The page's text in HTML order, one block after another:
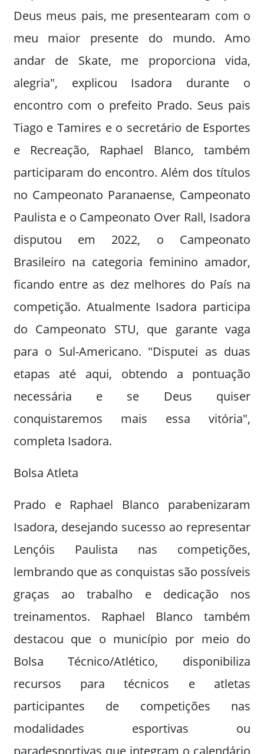
Deus meus pais, me presentearam com o
meu maior presente do mundo. Amo
andar de Skate, me proporciona vida,
alegria", explicou Isadora durante o
encontro com o prefeito Prado. Seus pais
Tiago e Tamires e o secretário de Esportes
e Recreação, Raphael Blanco, também
participaram do encontro. Além dos títulos
no Campeonato Paranaense, Campeonato
Paulista e o Campeonato Over Rall, Isadora
disputou em 2022, o Campeonato
Brasileiro na categoria feminino amador,
ficando entre as dez melhores do País na
competição. Atualmente Isadora participa
do Campeonato STU, que garante vaga
para o Sul-Americano. "Disputei as duas
etapas até aqui, obtendo a pontuação
necessária e se Deus quiser
conquistaremos mais essa vitória",
completa Isadora.
Bolsa Atleta
Prado e Raphael Blanco parabenizaram
Isadora, desejando sucesso ao representar
Lençóis Paulista nas competições,
lembrando que as conquistas são possíveis
graças ao trabalho e dedicação nos
treinamentos. Raphael Blanco também
destacou que o município por meio do
Bolsa Técnico/Atlético, disponibiliza
recursos para técnicos e atletas
participantes de competições nas
modalidades esportivas ou
paradesportivas que integram o calendário